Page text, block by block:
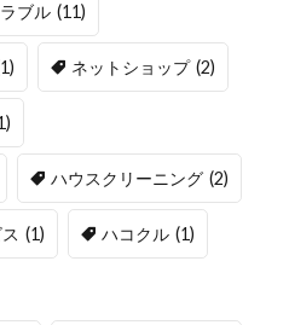
ラブル (11)
ネットショップ (2)
ハウスクリーニング (2)
(1) ハコクル (1)